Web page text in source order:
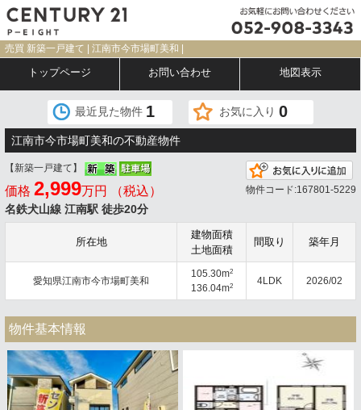
売買 新築一戸建て | 江南市今市場町美和 |
トップページ お問い合わせ 地図表示
最近見た物件 1 お気に入り 0
江南市今市場町美和の不動産物件
【新築一戸建て】
価格 2,999万円 （税込）
名鉄犬山線 江南駅 徒歩20分
物件コード:167801-5229
所在地
建物面積
土地面積
間取り 築年月
愛知県江南市今市場町美和
105.30m2
136.04m2 4LDK 2026/02
物件基本情報